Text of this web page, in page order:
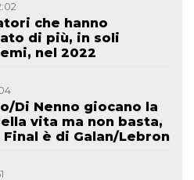
che hanno
di più, in soli
nel 2022
Di Nenno giocano la
vita ma non basta,
è di Galan/Lebron